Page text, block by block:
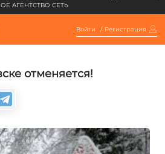
АГЕНТСТВО СЕТЬ
Войти / Регистрация
отменяется!